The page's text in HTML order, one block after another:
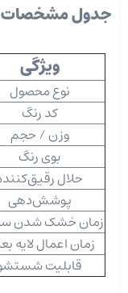
جدول
ویژگی
نوع محصول
کد رنگ
وزن / حجم
بوی رنگ
حلال
پوشش‌دهی
زمان خشک شدن
زمان اعمال لایه
قابلیت